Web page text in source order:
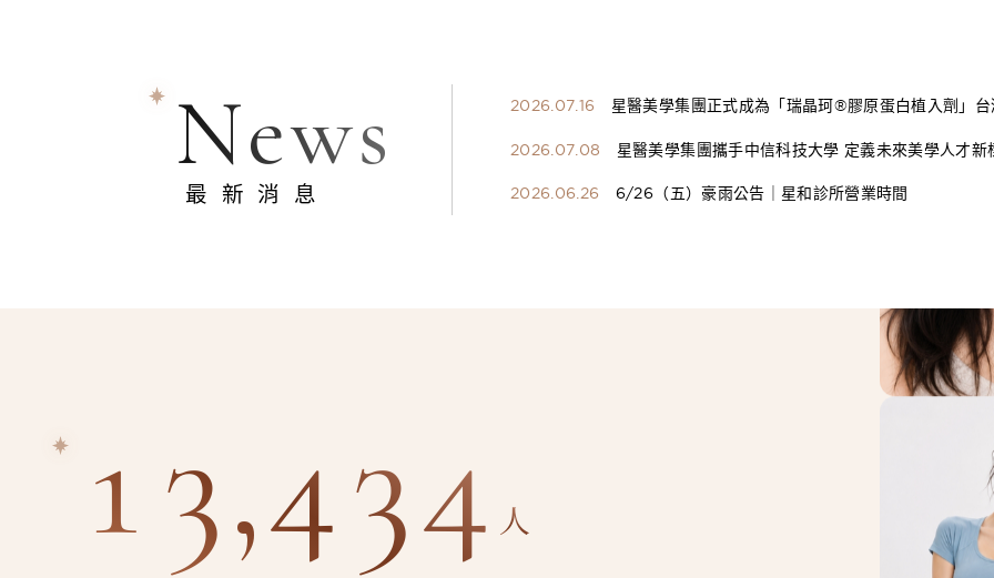
News
最新消息
2026.07.16
星醫美學集團正式成為「瑞晶珂®膠原蛋白植入劑」
2026.07.08
星醫美學集團攜手中信科技大學 定義未來美學人才新
2026.06.26
6/26（五）豪雨公告｜星和診所營業時間
13,434 人